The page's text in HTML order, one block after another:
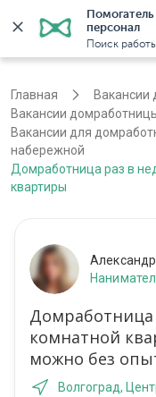
персонал
Поиск
Главная
Вакансии
Вакансии
Вакансии для
набережной
Домработница раз в
квартиры
Домработница
комнатной
можно без
Волгоград,